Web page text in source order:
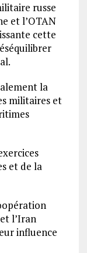
russe
et l’OTAN
cette
la
militaires et
et de la
l’Iran
influence